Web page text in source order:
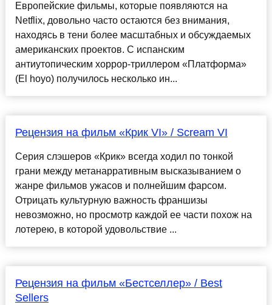
Европейские фильмы, которые появляются на
Netflix, довольно часто остаются без внимания,
находясь в тени более масштабных и обсуждаемых
американских проектов. С испанским
антиутопическим хоррор-триллером «Платформа»
(El hoyo) получилось несколько ин...
Рецензия на фильм «Крик VI» / Scream VI
Серия слэшеров «Крик» всегда ходил по тонкой
грани между метанарративным высказыванием о
жанре фильмов ужасов и полнейшим фарсом.
Отрицать культурную важность франшизы
невозможно, но просмотр каждой ее части похож на
лотерею, в которой удовольствие ...
Рецензия на фильм «Бестселлер» / Best
Sellers